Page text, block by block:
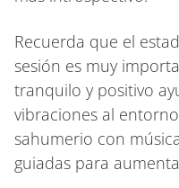
Recuerda que el
sesión es muy
tranquilo y positivo
vibraciones al
sahumerio con
guiadas para